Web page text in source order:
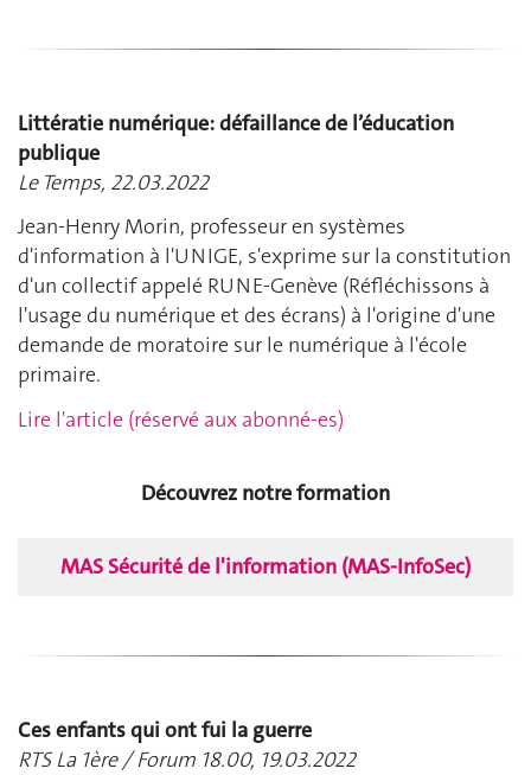
Littératie numérique: défaillance de l’éducation
publique
Le Temps, 22.03.2022
Jean-Henry Morin, professeur en systèmes
d'information à l'UNIGE, s'exprime sur la constitution
d'un collectif appelé RUNE-Genève (Réfléchissons à
l'usage du numérique et des écrans) à l'origine d'une
demande de moratoire sur le numérique à l'école
primaire.
Lire l'article (réservé aux abonné-es)
Découvrez notre formation
MAS Sécurité de l'information (MAS-InfoSec)
Ces enfants qui ont fui la guerre
RTS La 1ère / Forum 18.00, 19.03.2022